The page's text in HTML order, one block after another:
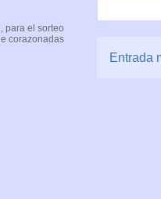
Entrada
para el sorteo
corazonadas